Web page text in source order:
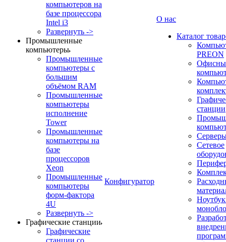
компьютеров на
базе процессора
Intel i3
Развернуть ->
Промышленные
компьютеры
Промышленные
компьютеры с
большим
объёмом RAM
Промышленные
компьютеры
исполнение
Tower
Промышленные
компьютеры на
базе
процессоров
Xeon
Промышленные
компьютеры
форм-фактора
4U
Развернуть ->
Графические станции
Графические
станции со
Конфигуратор
О нас
Каталог
PREON
станции
Сетевое